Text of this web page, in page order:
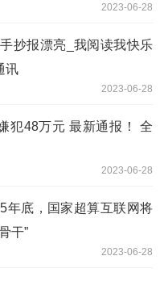
2023-06-28
抄报漂亮_我阅读我快乐
讯
2023-06-28
犯48万元 最新通报！ 全
2023-06-28
年底，国家超算互联网将
干”
2023-06-28